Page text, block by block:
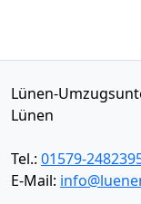
Lünen-
Lünen
Tel.: 01579-
E-Mail: